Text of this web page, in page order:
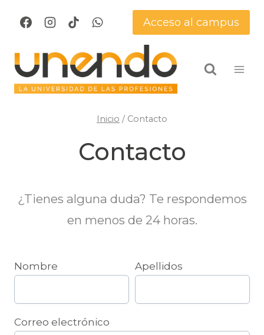
Acceso al campus
Inicio / Contacto
Contacto
¿Tienes alguna duda? Te respondemos
en menos de 24 horas.
Nombre Apellidos
Correo electrónico